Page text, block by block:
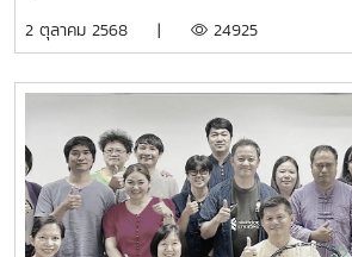
เกิดประโยชน์สูงสุดในการปฏิบัติงานจริง โค
มหาวิทยาลัยแม่โจ้ โดยมีเป้าหมายเพื่อส่งเ
บุคลากรด้านการใช้เทคโนโลยีดิจิทัลและปั
ไปสู่การยกระดับการบริหารจัดการและการ
มหาวิทยาลัยให้มีประสิทธิภาพ ทันสมัย และ
เปลี่ยนแปลงในยุคดิจิทัลอย่างยั่งยืน
เพื่อพัฒนาระบบเครือข่ายสื่อสารโทรคมนาค
มหาวิทยาลัยแม่โจ้ และ นายธนากร ทองใบ
จัดการใหญ่กลุ่มขายและปฏิบัติการลูกค้าภา
โทรคมนาคมแห่งชาติ จำกัด (มหาชน) เป็
ฝ่าย ทั้งนี้ มีผู้บริหารของทั้งสองหน่วยงา
ห้องประชุมรวงผึ้ง ชั้น 5 อาคารสำนักงาน
มหาวิทยาลัยแม่โจ้
2 ตุลาคม 2568 | 24925